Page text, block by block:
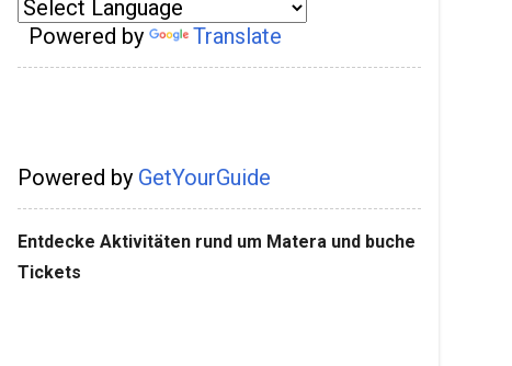
Powered by Translate
Powered by GetYourGuide
Entdecke Aktivitäten rund um Matera und buche
Tickets